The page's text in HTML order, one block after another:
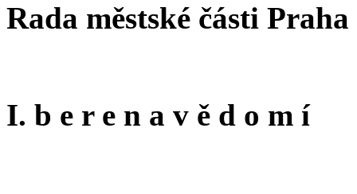
Rada městské části Praha
I. b e r e n a v ě d o m í